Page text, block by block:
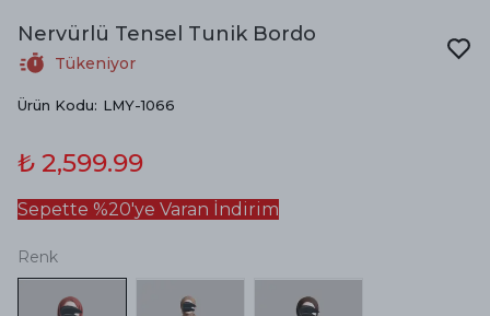
Nervürlü Tensel Tunik Bordo
Tükeniyor
Ürün Kodu: LMY-1066
₺ 2,599.99
Sepette %20'ye Varan İndirim
Renk